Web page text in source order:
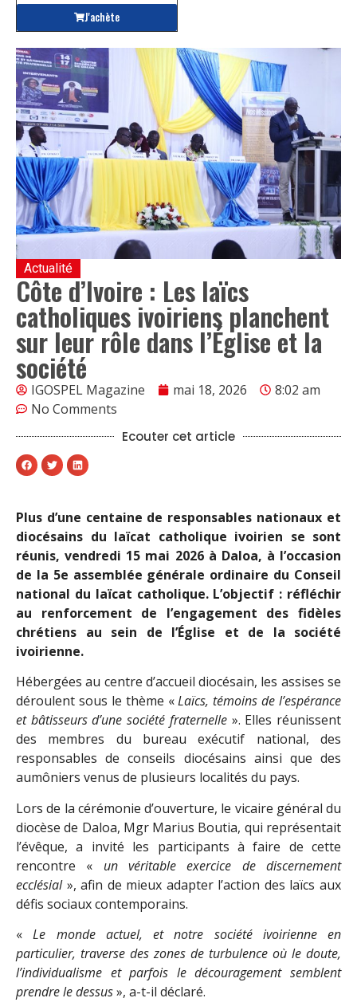
J'achète
Actualité
Côte d’Ivoire : Les laïcs
catholiques ivoiriens planchent
sur leur rôle dans l’Église et la
société
IGOSPEL Magazine mai 18, 2026
8:02 am
No Comments
Ecouter cet article
Plus d’une centaine de responsables nationaux et
diocésains du laïcat catholique ivoirien se sont
réunis, vendredi 15 mai 2026 à Daloa, à l’occasion
de la 5e assemblée générale ordinaire du Conseil
national du laïcat catholique. L’objectif : réfléchir
au renforcement de l’engagement des fidèles
chrétiens au sein de l’Église et de la société
ivoirienne.
Hébergées au centre d’accueil diocésain, les assises se
déroulent sous le thème «Laïcs, témoins de l’espérance
et bâtisseurs d’une société fraternelle». Elles réunissent
des membres du bureau exécutif national, des
responsables de conseils diocésains ainsi que des
aumôniers venus de plusieurs localités du pays.
Lors de la cérémonie d’ouverture, le vicaire général du
diocèse de Daloa, Mgr Marius Boutia, qui représentait
l’évêque, a invité les participants à faire de cette
rencontre « un véritable exercice de discernement
ecclésial», afin de mieux adapter l’action des laïcs aux
défis sociaux contemporains.
«Le monde actuel, et notre société ivoirienne en
particulier, traverse des zones de turbulence où le doute,
l’individualisme et parfois le découragement semblent
prendre le dessus», a-t-il déclaré.